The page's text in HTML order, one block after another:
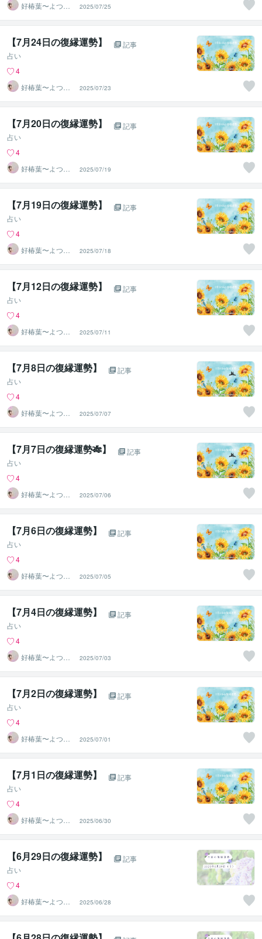
好椿葉〜よつ
ば〜
2025/07/25
【7月24日の復縁運勢】
記事
占い
4
好椿葉〜よつ
ば〜
2025/07/23
【7月20日の復縁運勢】
記事
占い
4
好椿葉〜よつ
ば〜
2025/07/19
【7月19日の復縁運勢】
記事
占い
4
好椿葉〜よつ
ば〜
2025/07/18
【7月12日の復縁運勢】
記事
占い
4
好椿葉〜よつ
ば〜
2025/07/11
【7月8日の復縁運勢】
記事
占い
4
好椿葉〜よつ
ば〜
2025/07/07
【7月7日の復縁運勢🎋】
記事
占い
4
好椿葉〜よつ
ば〜
2025/07/06
【7月6日の復縁運勢】
記事
占い
4
好椿葉〜よつ
ば〜
2025/07/05
【7月4日の復縁運勢】
記事
占い
4
好椿葉〜よつ
ば〜
2025/07/03
【7月2日の復縁運勢】
記事
占い
4
好椿葉〜よつ
ば〜
2025/07/01
【7月1日の復縁運勢】
記事
占い
4
好椿葉〜よつ
ば〜
2025/06/30
【6月29日の復縁運勢】
記事
占い
4
好椿葉〜よつ
ば〜
2025/06/28